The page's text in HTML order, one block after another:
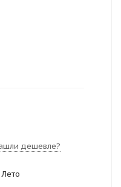
дешевле?
Лето